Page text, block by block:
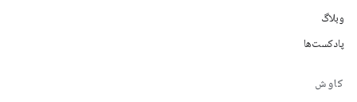
وبلاگ
پادکست‌ها
کاوش